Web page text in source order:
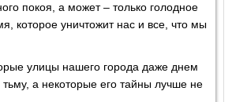
покоя, а может – только голодное
которое уничтожит нас и все, что мы
улицы нашего города даже днем
а некоторые его тайны лучше не